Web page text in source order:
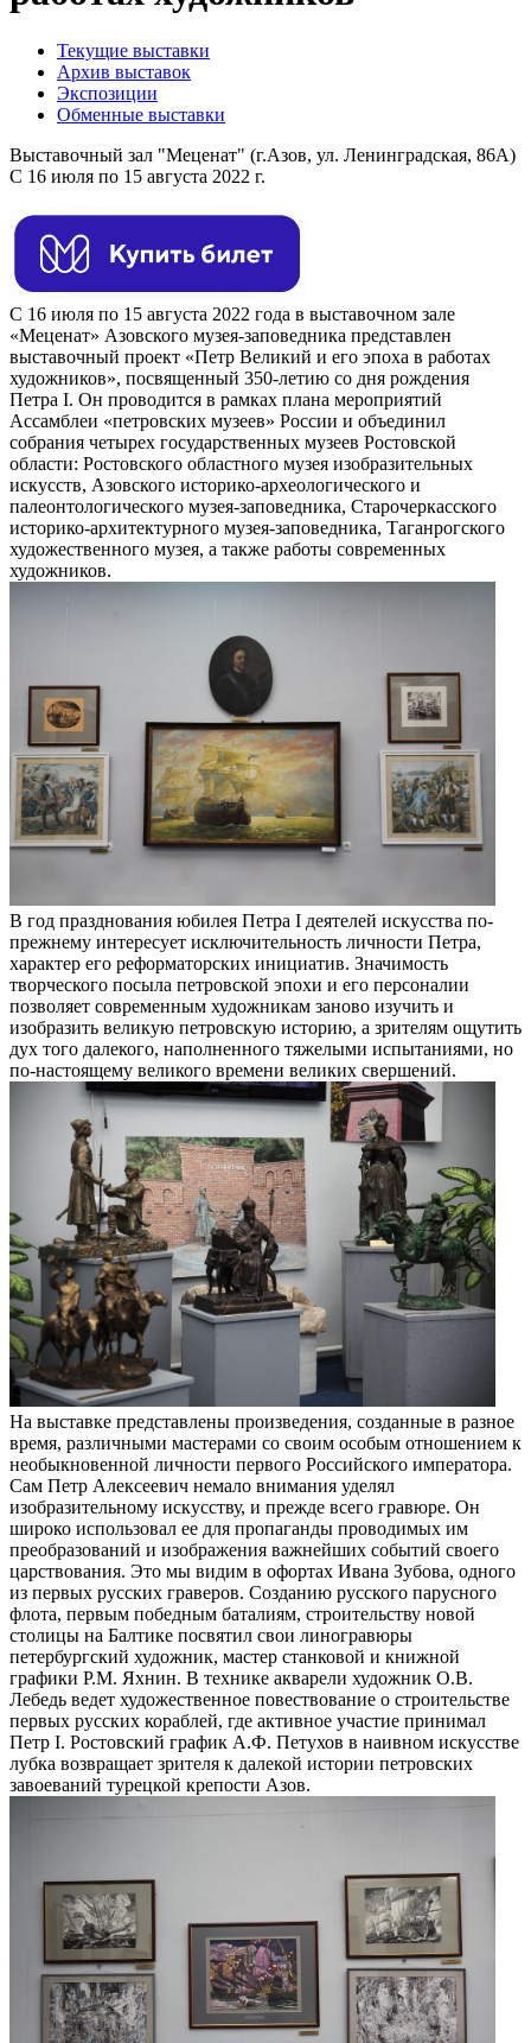
Текущие выставки
Архив выставок
Экспозиции
Обменные выставки
Выставочный зал "Меценат" (г.Азов, ул. Ленинградская, 86А)
С 16 июля по 15 августа 2022 г.
С 16 июля по 15 августа 2022 года в выставочном зале
«Меценат» Азовского музея-заповедника представлен
выставочный проект «Петр Великий и его эпоха в работах
художников», посвященный 350-летию со дня рождения
Петра I. Он проводится в рамках плана мероприятий
Ассамблеи «петровских музеев» России и объединил
собрания четырех государственных музеев Ростовской
области: Ростовского областного музея изобразительных
искусств, Азовского историко-археологического и
палеонтологического музея-заповедника, Старочеркасского
историко-архитектурного музея-заповедника, Таганрогского
художественного музея, а также работы современных
художников.
В год празднования юбилея Петра I деятелей искусства по-
прежнему интересует исключительность личности Петра,
характер его реформаторских инициатив. Значимость
творческого посыла петровской эпохи и его персоналии
позволяет современным художникам заново изучить и
изобразить великую петровскую историю, а зрителям ощутить
дух того далекого, наполненного тяжелыми испытаниями, но
по-настоящему великого времени великих свершений.
На выставке представлены произведения, созданные в разное
время, различными мастерами со своим особым отношением к
необыкновенной личности первого Российского императора.
Сам Петр Алексеевич немало внимания уделял
изобразительному искусству, и прежде всего гравюре. Он
широко использовал ее для пропаганды проводимых им
преобразований и изображения важнейших событий своего
царствования. Это мы видим в офортах Ивана Зубова, одного
из первых русских граверов. Созданию русского парусного
флота, первым победным баталиям, строительству новой
столицы на Балтике посвятил свои линогравюры
петербургский художник, мастер станковой и книжной
графики Р.М. Яхнин. В технике акварели художник О.В.
Лебедь ведет художественное повествование о строительстве
первых русских кораблей, где активное участие принимал
Петр I. Ростовский график А.Ф. Петухов в наивном искусстве
лубка возвращает зрителя к далекой истории петровских
завоеваний турецкой крепости Азов.